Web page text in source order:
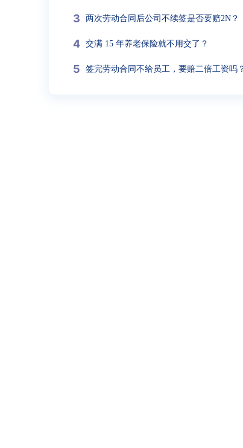
3 两次劳动合同后公司不续签是否要赔2N？
4 交满 15 年养老保险就不用交了？
5 签完劳动合同不给员工，要赔二倍工资吗